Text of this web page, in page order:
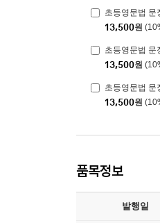
초등영문법 문
13,500원
초등영문법 문
13,500원
초등영문법 문
13,500원
품목정보
발행일